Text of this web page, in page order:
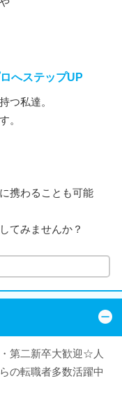
へステップUP
つ私達。
。
携わることも可能
てみませんか？
第二新卒大歓迎☆人
の転職者多数活躍中